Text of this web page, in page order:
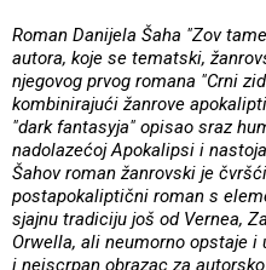
Roman Danijela Šaha "Zov
autora, koje se tematski,
njegovog prvog romana "Crni
kombinirajući žanrove
"dark fantasyja" opisao sraz
nadolazećoj Apokalipsi i
Šahov roman žanrovski je
postapokaliptični roman s
sjajnu tradiciju još od Vernea,
Orwella, ali neumorno opstaje
i neiscrpan obrazac za